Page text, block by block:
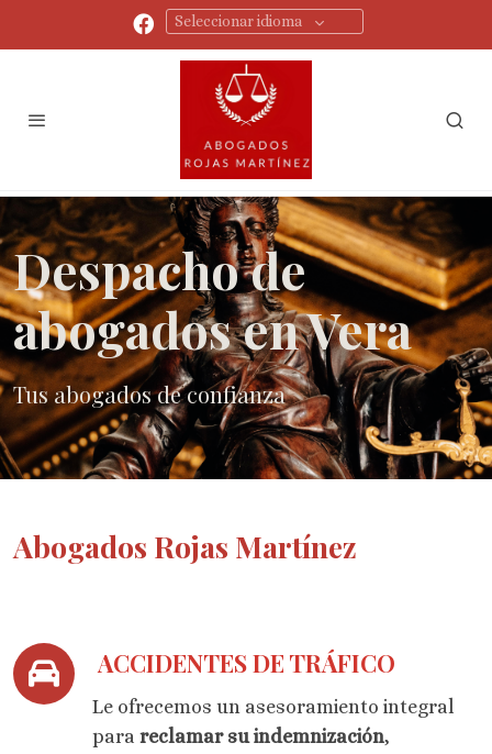
Seleccionar idioma
Despacho de
abogados en Vera
Tus abogados de confianza
Abogados Rojas Martínez
ACCIDENTES DE TRÁFICO
Le ofrecemos un asesoramiento integral
para reclamar su indemnización,